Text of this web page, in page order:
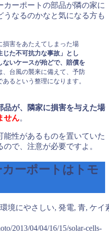
ーポートの部品が隣の家に
なるのかなと気になる方も
損害をあたえてしまった場
た不可抗力な事故」とし
いケースが殆どで、賠償を
、台風の襲来に備えて、予防
るという整理になります。
品が、隣家に損害を与えた場
せん。
性があるものを置いていた
で、注意が必要ですよ。
カーポートはトモ
2013/04/04/16/15/solar-cells-